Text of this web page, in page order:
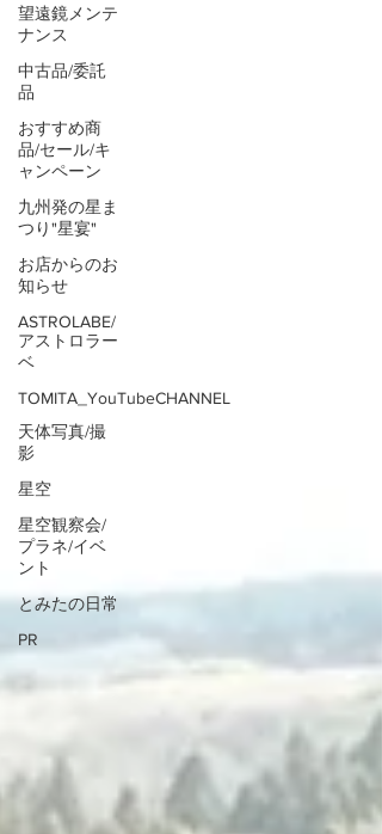
望遠鏡メンテ
ナンス
中古品/委託
品
おすすめ商
品/セール/キ
ャンペーン
九州発の星ま
つり"星宴"
お店からのお
知らせ
ASTROLABE/
アストロラー
ベ
TOMITA_YouTubeCHANNEL
天体写真/撮
影
星空
星空観察会/
プラネ/イベ
ント
とみたの日常
PR